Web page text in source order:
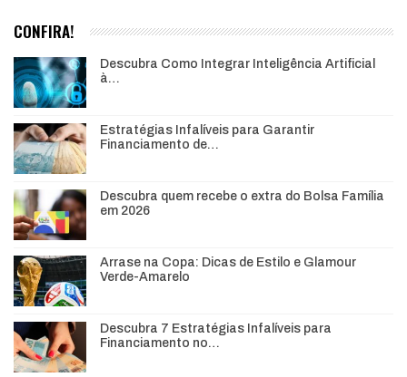
CONFIRA!
Descubra Como Integrar Inteligência Artificial
à…
Estratégias Infalíveis para Garantir
Financiamento de…
Descubra quem recebe o extra do Bolsa Família
em 2026
Arrase na Copa: Dicas de Estilo e Glamour
Verde-Amarelo
Descubra 7 Estratégias Infalíveis para
Financiamento no…